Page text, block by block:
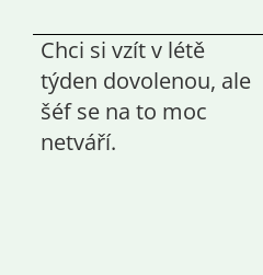
Chci si vzít v létě
týden dovolenou, ale
šéf se na to moc
netváří.